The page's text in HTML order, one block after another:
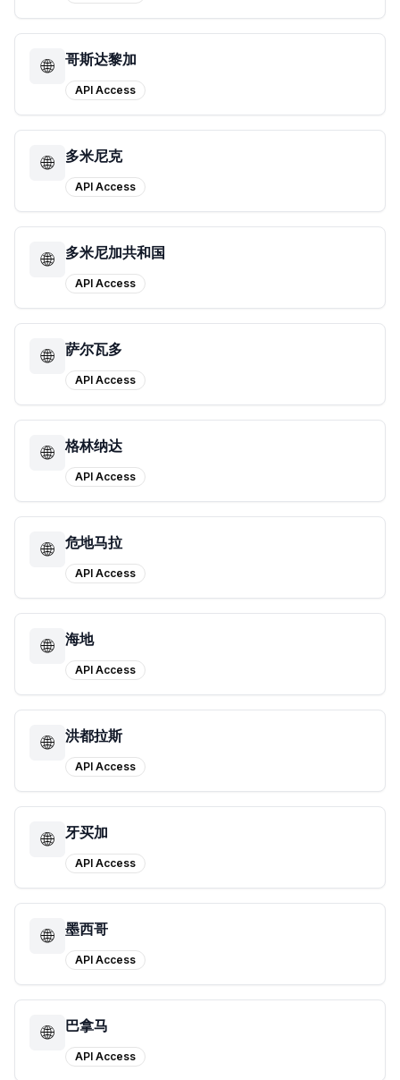
🌐 哥斯达黎加
API Access
🌐 多米尼克
API Access
🌐 多米尼加共和国
API Access
🌐 萨尔瓦多
API Access
🌐 格林纳达
API Access
🌐 危地马拉
API Access
🌐 海地
API Access
🌐 洪都拉斯
API Access
🌐 牙买加
API Access
🌐 墨西哥
API Access
🌐 巴拿马
API Access